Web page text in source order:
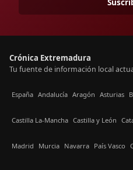
Crónica Extremadura
Tu fuente de información local
España Andalucía Aragón Asturias
Castilla La-Mancha Castilla y León
Madrid Murcia Navarra País Vasco